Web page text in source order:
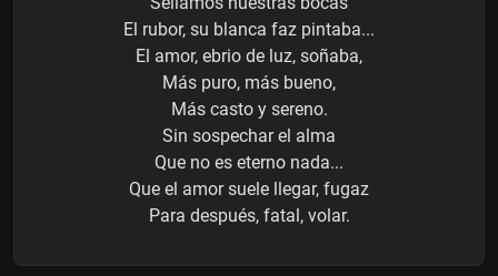
El rubor, su blanca faz pintaba...
El amor, ebrio de luz, soñaba,
Más puro, más bueno,
Más casto y sereno.
Sin sospechar el alma
Que no es eterno nada...
Que el amor suele llegar, fugaz
Para después, fatal, volar.